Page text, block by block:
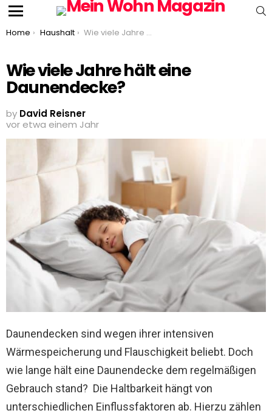
You are here:
Home Haushalt Wie viele Jahre hält eine Daunendecke?
Wie viele Jahre hält eine
Daunendecke?
by David Reisner
vor etwa einem Jahr
Daunendecken sind wegen ihrer intensiven
Wärmespeicherung und Flauschigkeit beliebt. Doch
wie lange hält eine Daunendecke dem regelmäßigen
Gebrauch stand? Die Haltbarkeit hängt von
unterschiedlichen Einflussfaktoren ab. Hierzu zählen